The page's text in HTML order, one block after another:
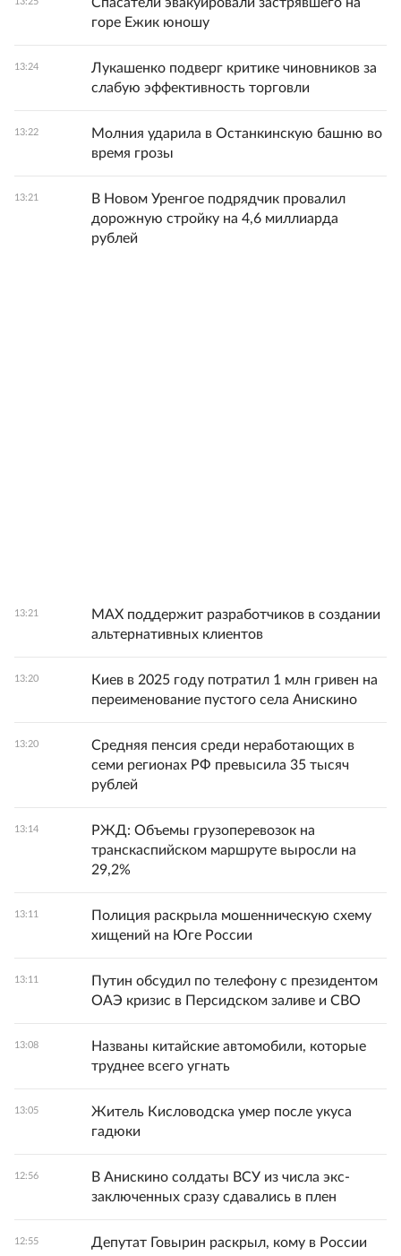
Спасатели эвакуировали застрявшего на
горе Ежик юношу
13:24
Лукашенко подверг критике чиновников за
слабую эффективность торговли
13:22
Молния ударила в Останкинскую башню во
время грозы
13:21
В Новом Уренгое подрядчик провалил
дорожную стройку на 4,6 миллиарда
рублей
13:21
MAX поддержит разработчиков в создании
альтернативных клиентов
13:20
Киев в 2025 году потратил 1 млн гривен на
переименование пустого села Анискино
13:20
Средняя пенсия среди неработающих в
семи регионах РФ превысила 35 тысяч
рублей
13:14
РЖД: Объемы грузоперевозок на
транскаспийском маршруте выросли на
29,2%
13:11
Полиция раскрыла мошенническую схему
хищений на Юге России
13:11
Путин обсудил по телефону с президентом
ОАЭ кризис в Персидском заливе и СВО
13:08
Названы китайские автомобили, которые
труднее всего угнать
13:05
Житель Кисловодска умер после укуса
гадюки
12:56
В Анискино солдаты ВСУ из числа экс-
заключенных сразу сдавались в плен
12:55
Депутат Говырин раскрыл, кому в России